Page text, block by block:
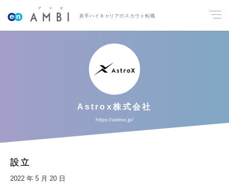
若手ハイキャリアのスカウト転職
Astrox株式会社
https://astrox.jp/
設立
2022 年 5 月 20 日